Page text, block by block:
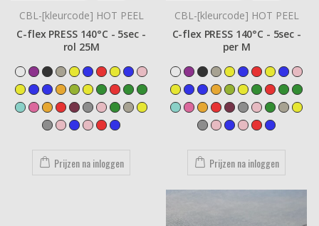
CBL-[kleurcode] HOT PEEL
C-flex PRESS 140°C - 5sec -
rol 25M
Prijzen na inloggen
CBL-[kleurcode] HOT PEEL
C-flex PRESS 140°C - 5sec -
per M
Prijzen na inloggen